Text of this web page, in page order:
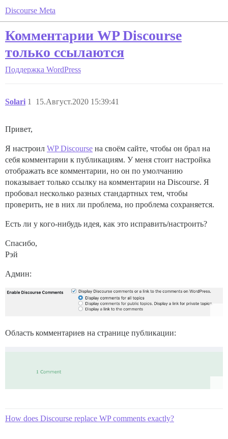
Discourse Meta
Комментарии WP Discourse
только ссылаются
Поддержка WordPress
Solari 15.Август.2020 15:39:41
1
Привет,
Я настроил WP Discourse на своём сайте, чтобы он брал на
себя комментарии к публикациям. У меня стоит настройка
отображать все комментарии, но он по умолчанию
показывает только ссылку на комментарии на Discourse. Я
пробовал несколько разных стандартных тем, чтобы
проверить, не в них ли проблема, но проблема сохраняется.
Есть ли у кого-нибудь идея, как это исправить/настроить?
Спасибо,
Рэй
Админ:
Область комментариев на странице публикации:
How does Discourse replace WP comments exactly?